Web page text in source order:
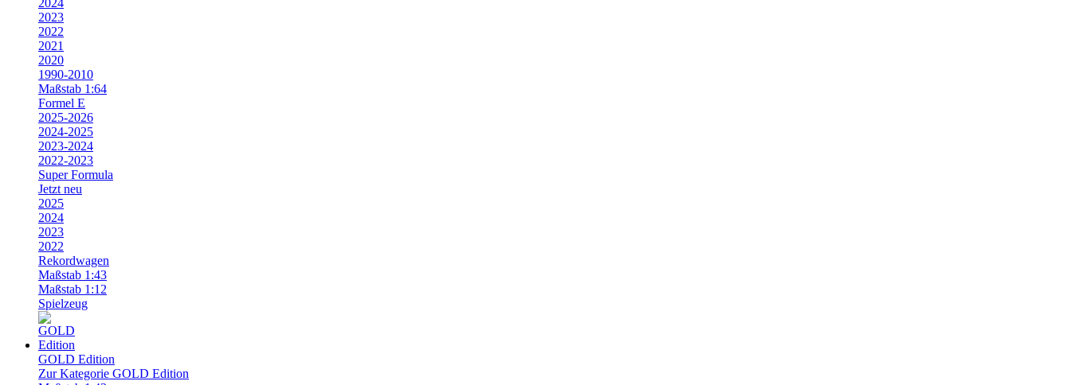
2024
2023
2022
2021
2020
1990-2010
Maßstab 1:64
Formel E
2025-2026
2024-2025
2023-2024
2022-2023
Super Formula
Jetzt neu
2025
2024
2023
2022
Rekordwagen
Maßstab 1:43
Maßstab 1:12
Spielzeug
GOLD Edition
Zur Kategorie GOLD Edition